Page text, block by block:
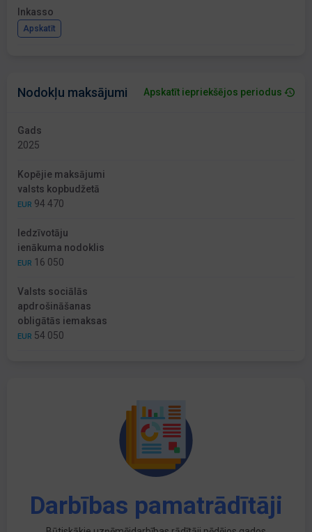
Inkasso
Apskatīt
Nodokļu maksājumi Apskatīt iepriekšējos periodus
Gads
2025
Kopējie maksājumi
valsts kopbudžetā
EUR 94 470
Iedzīvotāju
ienākuma nodoklis
EUR 16 050
Valsts sociālās
apdrošināšanas
obligātās iemaksas
EUR 54 050
Darbības pamatrādītāji